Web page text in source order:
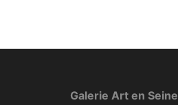
Galerie Art en Seine